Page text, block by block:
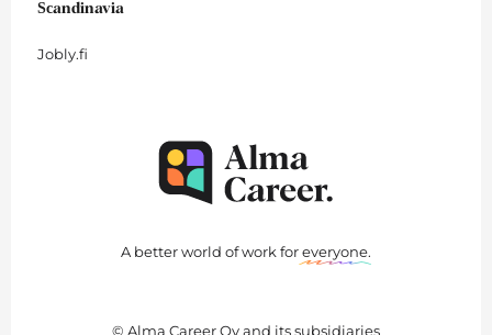
Scandinavia
Jobly.fi
A better world of work foreveryone.
© Alma Career Oy and its subsidiaries